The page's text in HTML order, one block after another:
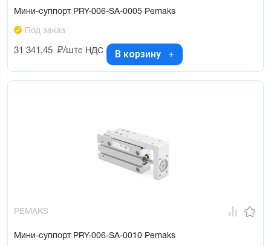
Мини-суппорт PRY-006-SA-0005 Pemaks
Под заказ
31 341,45 ₽/штс НДС В корзину
PEMAKS
Мини-суппорт PRY-006-SA-0010 Pemaks